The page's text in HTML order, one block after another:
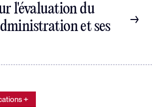
l'évaluation du
et ses